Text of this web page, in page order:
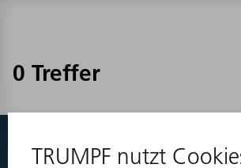
0 Treffer
Nichts gefunden?